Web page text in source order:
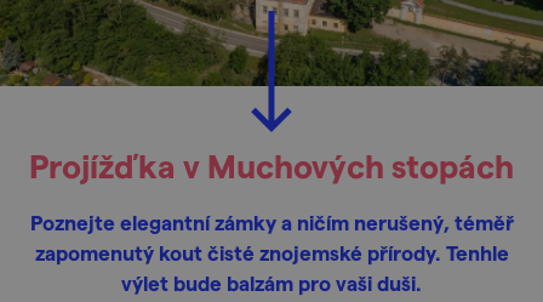
Projížďka v Muchových stopách
Poznejte elegantní zámky a ničím nerušený, téměř
zapomenutý kout čisté znojemské přírody. Tenhle
výlet bude balzám pro vaši duši.